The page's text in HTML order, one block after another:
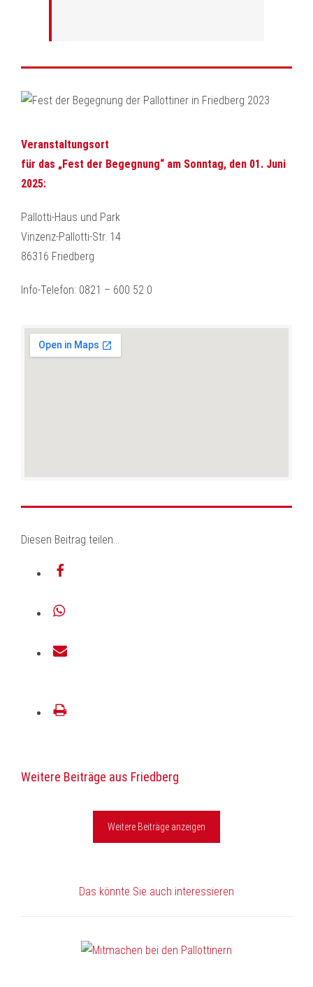
Veranstaltungsort
für das „Fest der Begegnung“ am Sonntag, den 01. Juni
2025:
Pallotti-Haus und Park
Vinzenz-Pallotti-Str. 14
86316 Friedberg
Info-Telefon: 0821 – 600 52 0
Diesen Beitrag teilen…
Weitere Beiträge aus Friedberg
Weitere Beiträge anzeigen
Das könnte Sie auch interessieren